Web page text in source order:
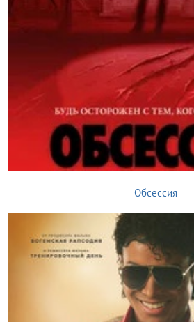
Обсессия